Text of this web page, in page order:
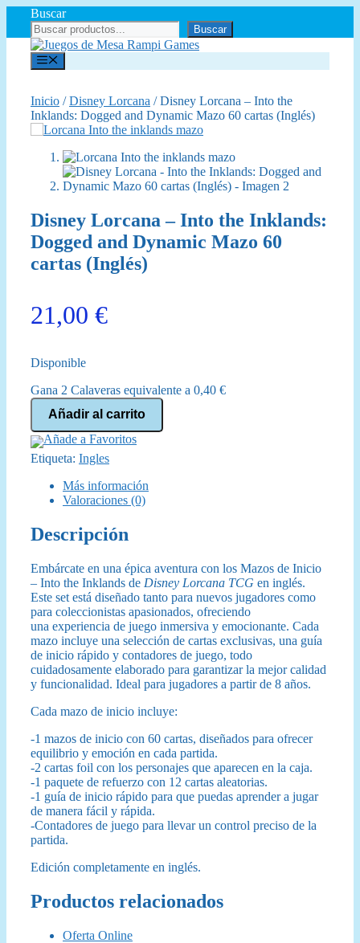
Saltar
contenido
Buscar
Buscar
Menú
Inicio /Disney Lorcana / Disney Lorcana – Into the
Inklands: Dogged and Dynamic Mazo 60 cartas (Inglés)
Disney Lorcana – Into the Inklands:
Dogged and Dynamic Mazo 60
cartas (Inglés)
21,00 €
Disponible
Gana 2 Calaveras equivalente a 0,40 €
Disney
Lorcana
-
Into
the
Dogged
Mazo
cartas
(Inglés)
cantidad
Añadir al carrito
Añade a Favoritos
Etiqueta: Ingles
Más información
Valoraciones (0)
Descripción
Embárcate en una épica aventura con los Mazos de Inicio
– Into the Inklands de Disney Lorcana TCG en inglés.
Este set está diseñado tanto para nuevos jugadores como
para coleccionistas apasionados, ofreciendo
una experiencia de juego inmersiva y emocionante. Cada
mazo incluye una selección de cartas exclusivas, una guía
de inicio rápido y contadores de juego, todo
cuidadosamente elaborado para garantizar la mejor calidad
y funcionalidad. Ideal para jugadores a partir de 8 años.
Cada mazo de inicio incluye:
-1 mazos de inicio con 60 cartas, diseñados para ofrecer
equilibrio y emoción en cada partida.
-2 cartas foil con los personajes que aparecen en la caja.
-1 paquete de refuerzo con 12 cartas aleatorias.
-1 guía de inicio rápido para que puedas aprender a jugar
de manera fácil y rápida.
-Contadores de juego para llevar un control preciso de la
partida.
Edición completamente en inglés.
Productos relacionados
Oferta Online